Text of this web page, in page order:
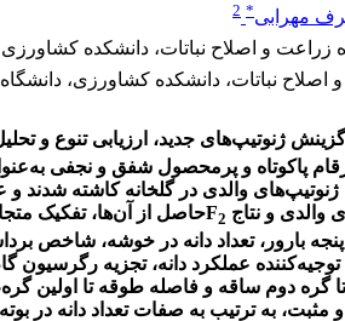
مهرابی*
2
و اصلاح نباتات، دانشکده کشاورزی،
اصلاح نباتات، دانشکده کشاورزی، دانشگاه
ژنوتیپ‌های جدید، ارزیابی تنوع و
والدی و نتاج F2
حاصل از آن‌ها، تفکیک
پنجه بارور، تعداد دانه در خوشه، شاخص
عملکرد دانه، تجزیه رگرسیون
گره دوم ساقه و فاصله طوقه تا اولین